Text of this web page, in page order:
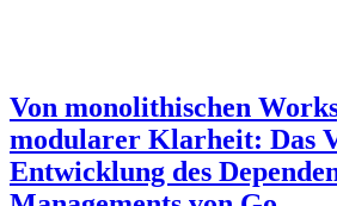
Von monolithischen
modularer Klarheit: Das
Entwicklung des